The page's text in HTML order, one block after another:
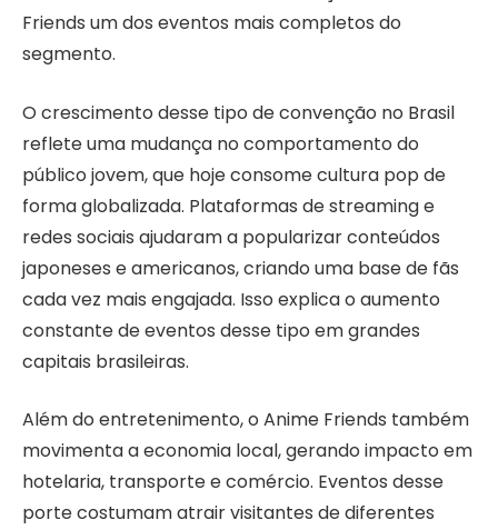
Friends um dos eventos mais completos do
segmento.
O crescimento desse tipo de convenção no Brasil
reflete uma mudança no comportamento do
público jovem, que hoje consome cultura pop de
forma globalizada. Plataformas de streaming e
redes sociais ajudaram a popularizar conteúdos
japoneses e americanos, criando uma base de fãs
cada vez mais engajada. Isso explica o aumento
constante de eventos desse tipo em grandes
capitais brasileiras.
Além do entretenimento, o Anime Friends também
movimenta a economia local, gerando impacto em
hotelaria, transporte e comércio. Eventos desse
porte costumam atrair visitantes de diferentes